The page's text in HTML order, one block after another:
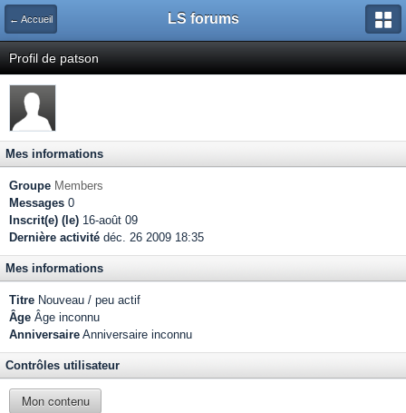
← Accueil LS forums
Profil de patson
Mes informations
Groupe Members
Messages 0
Inscrit(e) (le) 16-août 09
Dernière activité déc. 26 2009 18:35
Mes informations
Titre Nouveau / peu actif
Âge Âge inconnu
Anniversaire Anniversaire inconnu
Contrôles utilisateur
Mon contenu